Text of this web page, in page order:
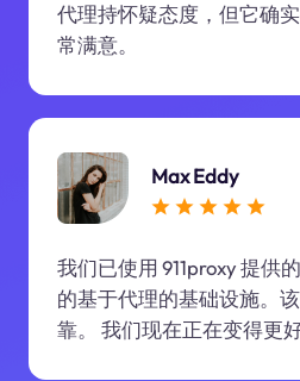
代理持怀疑态度，但它确
常满意。
Max Eddy
我们已使用 911proxy 提供
的基于代理的基础设施。
靠。 我们现在正在变得更好